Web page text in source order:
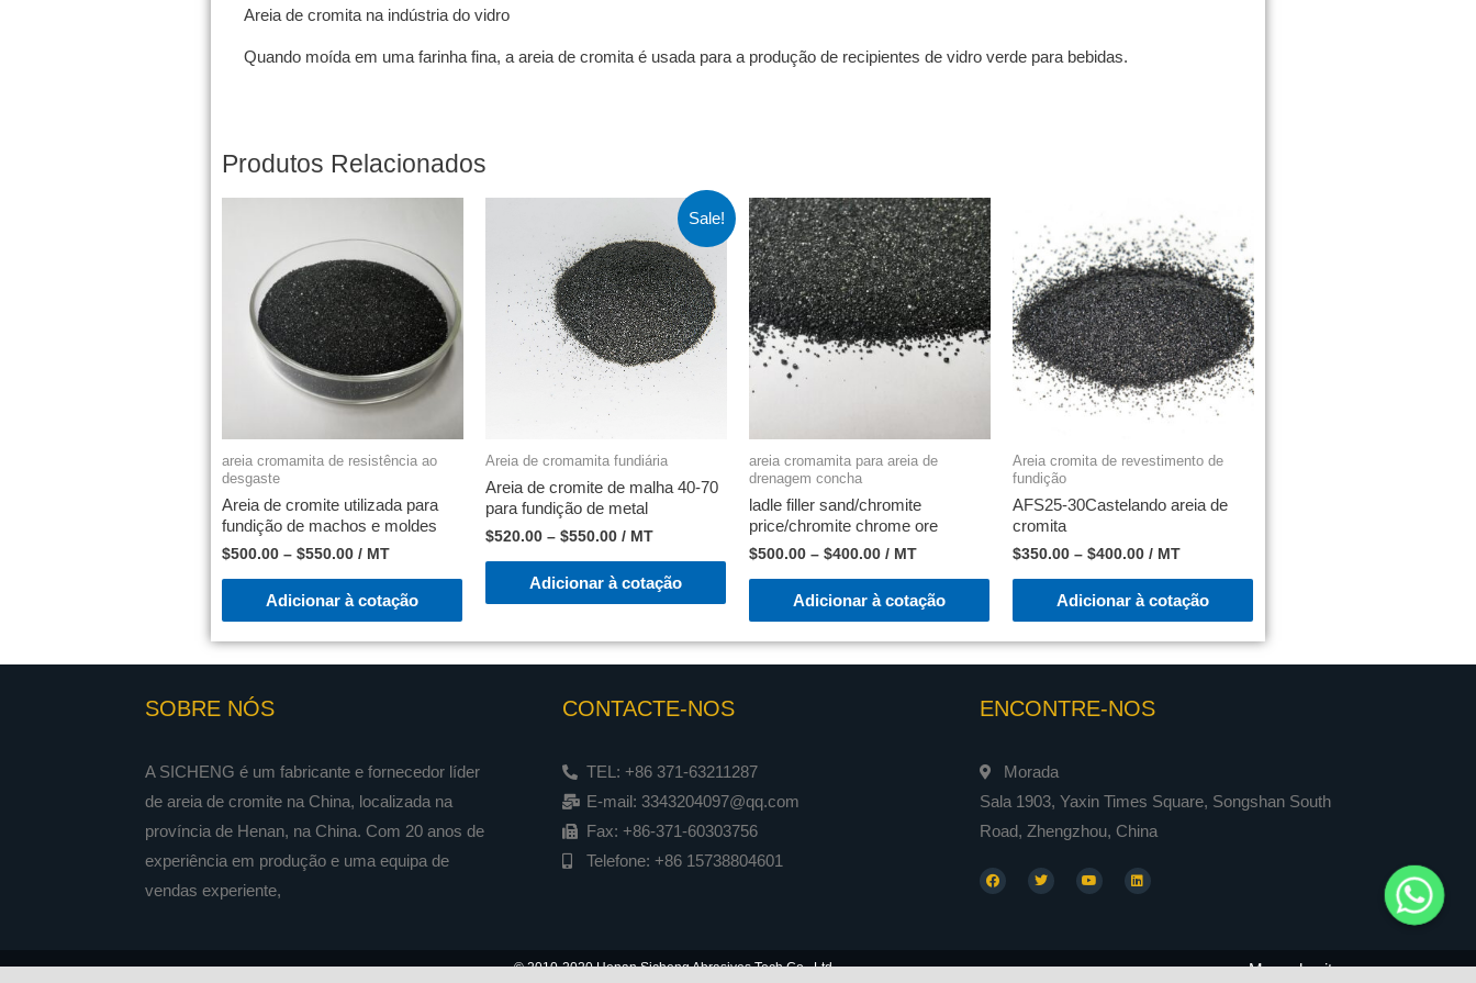
Areia de cromita na indústria do vidro
Quando moída em uma farinha fina, a areia de cromita é usada para a produção de recipientes de vidro verde para bebidas.
Produtos Relacionados
areia cromamita de resistência ao
desgaste
Areia de cromite utilizada para
fundição de machos e moldes
$500.00 – $550.00 / MT
Adicionar à cotação
Sale!
Areia de cromamita fundiária
Areia de cromite de malha 40-70
para fundição de metal
$520.00 – $550.00 / MT
Adicionar à cotação
areia cromamita para areia de
drenagem concha
ladle filler sand/chromite
price/chromite chrome ore
$500.00 – $400.00 / MT
Adicionar à cotação
Areia cromita de revestimento de
fundição
AFS25-30Castelando areia de
cromita
$350.00 – $400.00 / MT
Adicionar à cotação
SOBRE NÓS
A SICHENG é um fabricante e fornecedor líder
de areia de cromite na China, localizada na
província de Henan, na China. Com 20 anos de
experiência em produção e uma equipa de
vendas experiente,
CONTACTE-NOS
TEL: +86 371-63211287
E-mail: 3343204097@qq.com
Fax: +86-371-60303756
Telefone: +86 15738804601
ENCONTRE-NOS
Morada
Sala 1903, Yaxin Times Square, Songshan South
Road, Zhengzhou, China
© 2010-2020 Henan Sicheng Abrasives Tech Co., Ltd. Mapa do site